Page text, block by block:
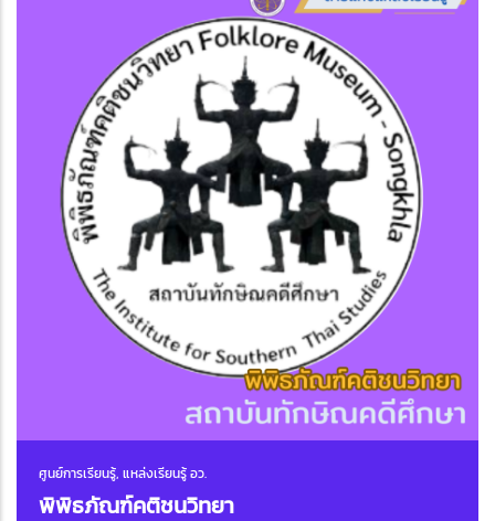
ศูนย์การเรียนรู้, แหล่งเรียนรู้ อว.
พิพิธภัณฑ์คติชนวิทยา